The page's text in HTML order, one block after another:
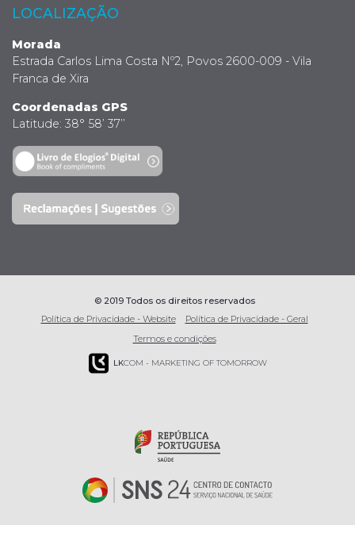
LOCALIZAÇÃO
Morada
Estrada Carlos Lima Costa Nº2, Povos 2600-009 - Vila
Franca de Xira
Coordenadas GPS
Latitude: 38° 58’ 37’’
© 2019 Todos os direitos reservados
Política de Privacidade - Website
Política de Privacidade - Geral
Termos e condições
LKCOM - MARKETING OF TOMORROW